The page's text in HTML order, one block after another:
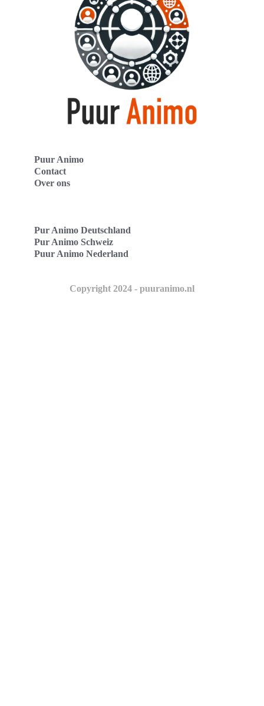
Puur Animo
Contact
Over ons
Pur Animo Deutschland
Pur Animo Schweiz
Puur Animo Nederland
Copyright 2024 - puuranimo.nl